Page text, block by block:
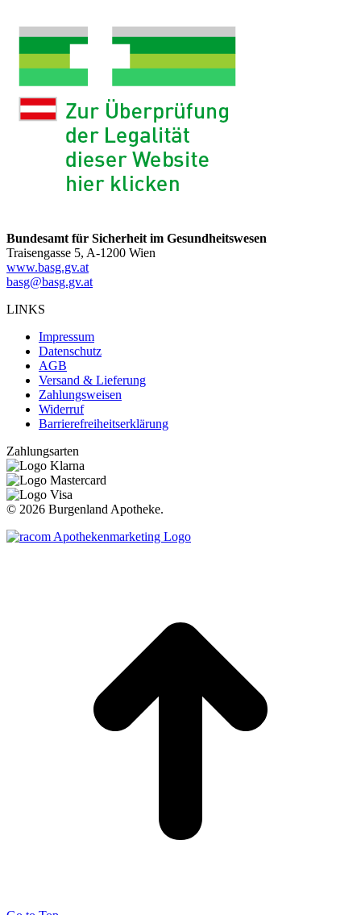
Bundesamt für Sicherheit im Gesundheitswesen
Traisengasse 5, A-1200 Wien
www.basg.gv.at
basg@basg.gv.at
LINKS
Impressum
Datenschutz
AGB
Versand & Lieferung
Zahlungsweisen
Widerruf
Barrierefreiheitserklärung
Zahlungsarten
© 2026 Burgenland Apotheke.